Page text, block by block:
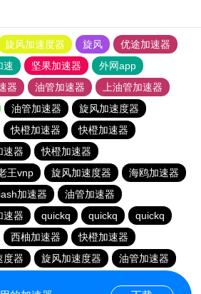
旋风加速度器 旋风
优途加速器
速 坚果加速器
外网app
器 油管加速器
上油管加速器
油管加速器
旋风加速度器
快橙加速器
快橙加速器
速器
快橙加速器
王vnp 旋风加速度器
海鸥加速器
加速器
油管加速器
速器 quickq quickq
quickq
西柚加速器
快橙加速器
度器 旋风加速度器
油管加速器